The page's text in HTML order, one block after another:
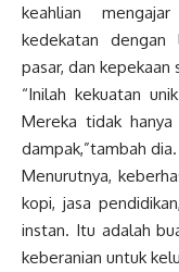
keahlian
kedekatan dengan
pasar, dan
“Inilah kekuatan
Mereka tidak
dampak,”tambah dia.
Menurutnya,
kopi, jasa
instan. Itu adalah
keberanian untuk